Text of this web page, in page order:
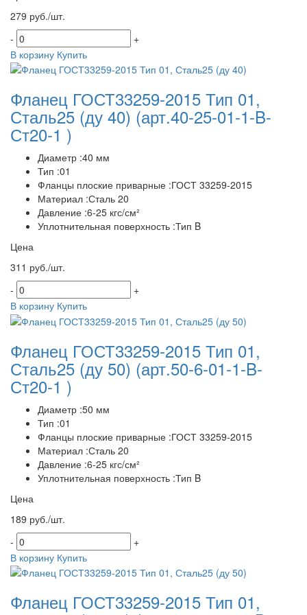
279 руб./шт.
-
+
В корзину Купить
Фланец ГОСТ33259-2015 Тип 01,
Сталь25 (ду 40) (арт.40-25-01-1-B-
Ст20-1 )
Диаметр :40 мм
Тип :01
Фланцы плоские приварные :ГОСТ 33259-2015
Материал :Сталь 20
Давление :6-25 кгс/см²
Уплотнительная поверхность :Тип B
Цена
311 руб./шт.
-
+
В корзину Купить
Фланец ГОСТ33259-2015 Тип 01,
Сталь25 (ду 50) (арт.50-6-01-1-B-
Ст20-1 )
Диаметр :50 мм
Тип :01
Фланцы плоские приварные :ГОСТ 33259-2015
Материал :Сталь 20
Давление :6-25 кгс/см²
Уплотнительная поверхность :Тип B
Цена
189 руб./шт.
-
+
В корзину Купить
Фланец ГОСТ33259-2015 Тип 01,